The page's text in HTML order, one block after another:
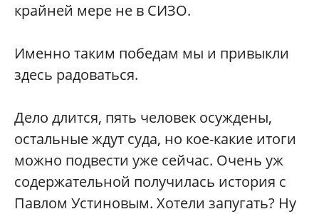
крайней мере не в СИЗО.
Именно таким победам мы и привыкли
здесь радоваться.
Дело длится, пять человек осуждены,
остальные ждут суда, но кое-какие итоги
можно подвести уже сейчас. Очень уж
содержательной получилась история с
Павлом Устиновым. Хотели запугать? Ну